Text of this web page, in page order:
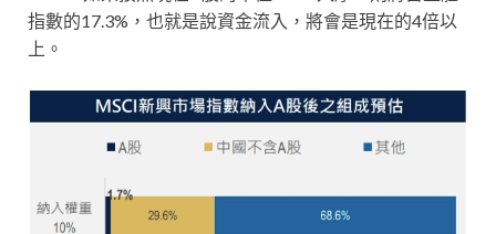
指數的17.3%，也就是說資金流入，將會是現在的4倍以
上。